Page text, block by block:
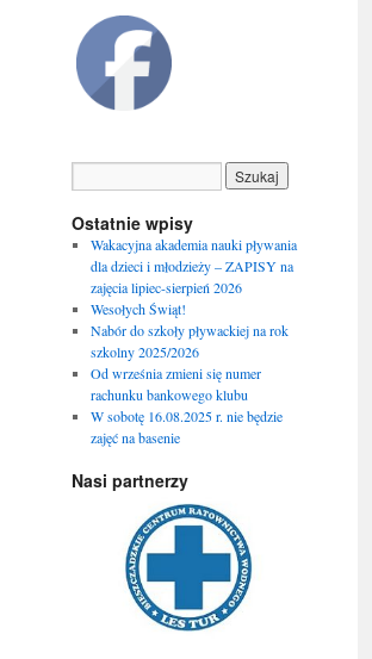
Ostatnie wpisy
Wakacyjna akademia nauki pływania
dla dzieci i młodzieży – ZAPISY na
zajęcia lipiec-sierpień 2026
Wesołych Świąt!
Nabór do szkoły pływackiej na rok
szkolny 2025/2026
Od września zmieni się numer
rachunku bankowego klubu
W sobotę 16.08.2025 r. nie będzie
zajęć na basenie
Nasi partnerzy